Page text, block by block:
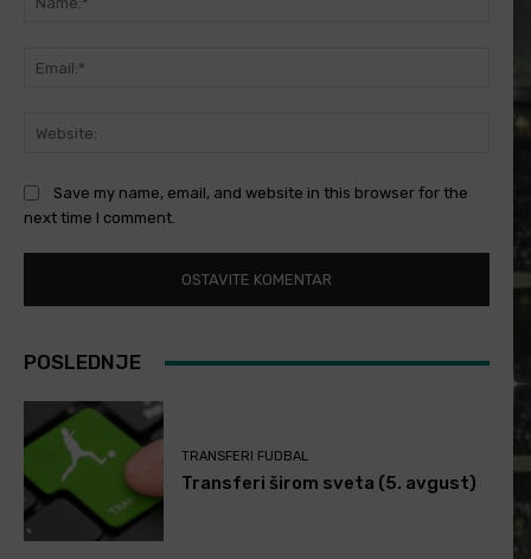
Save my name, email, and website in this browser for the
next time I comment.
POSLEDNJE
TRANSFERI FUDBAL
Transferi širom sveta (5. avgust)